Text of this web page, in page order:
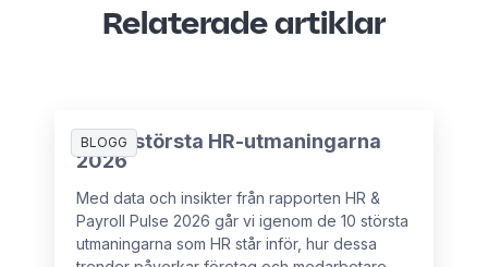
Relaterade artiklar
BLOGG
De 10 största HR-utmaningarna
2026
Med data och insikter från rapporten HR &
Payroll Pulse 2026 går vi igenom de 10 största
utmaningarna som HR står inför, hur dessa